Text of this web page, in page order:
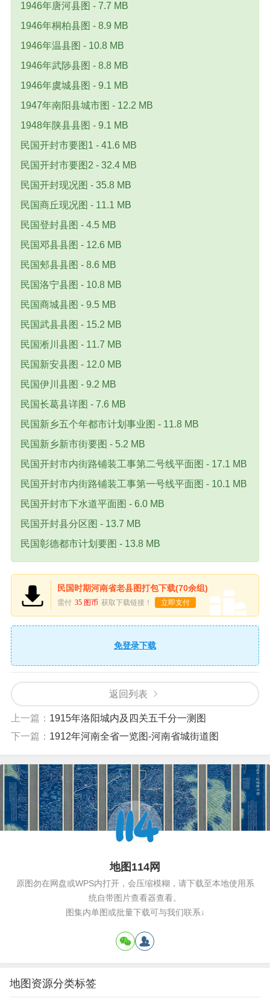
1946年唐河县图 - 7.7 MB
1946年桐柏县图 - 8.9 MB
1946年温县图 - 10.8 MB
1946年武陟县图 - 8.8 MB
1946年虞城县图 - 9.1 MB
1947年南阳县城市图 - 12.2 MB
1948年陕县县图 - 9.1 MB
民国开封市要图1 - 41.6 MB
民国开封市要图2 - 32.4 MB
民国开封现况图 - 35.8 MB
民国商丘现况图 - 11.1 MB
民国登封县图 - 4.5 MB
民国邓县县图 - 12.6 MB
民国郟县县图 - 8.6 MB
民国洛宁县图 - 10.8 MB
民国商城县图 - 9.5 MB
民国武县县图 - 15.2 MB
民国淅川县图 - 11.7 MB
民国新安县图 - 12.0 MB
民国伊川县图 - 9.2 MB
民国长葛县详图 - 7.6 MB
民国新乡五个年都市计划事业图 - 11.8 MB
民国新乡新市街要图 - 5.2 MB
民国开封市内街路铺装工事第二号线平面图 - 17.1 MB
民国开封市内街路铺装工事第一号线平面图 - 10.1 MB
民国开封市下水道平面图 - 6.0 MB
民国开封县分区图 - 13.7 MB
民国彰德都市计划要图 - 13.8 MB
民国时期河南省老县图打包下载(70余组)
需付 35 图币 获取下载链接！ 立即支付
免登录下载
返回列表
上一篇： 1915年洛阳城内及四关五千分一测图
下一篇： 1912年河南全省一览图-河南省城街道图
地图114网
原图勿在网盘或WPS内打开，会压缩模糊，请下载至本地使用系
统自带图片查看器查看。
图集内单图或批量下载可与我们联系↓
地图资源分类标签